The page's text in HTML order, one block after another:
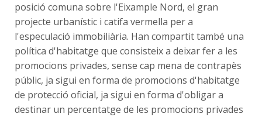
posició comuna sobre l'Eixample Nord, el gran
projecte urbanístic i catifa vermella per a
l'especulació immobiliària. Han compartit també una
política d'habitatge que consisteix a deixar fer a les
promocions privades, sense cap mena de contrapès
públic, ja sigui en forma de promocions d'habitatge
de protecció oficial, ja sigui en forma d'obligar a
destinar un percentatge de les promocions privades